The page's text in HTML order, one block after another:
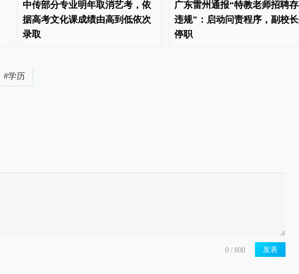
中传部分专业明年取消艺考，依
据高考文化课成绩由高到低依次
录取
广东雷州通报“特教老师招聘
违规”：启动问责程序，副校
停职
#学历
发表